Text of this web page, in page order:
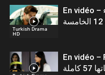
Turkish Drama
HD
En vidéo – مسلسل اللؤلؤة السوداء
En vidéo –
فضيلة وبناتها 57 كاملة | Fazilet Hanım